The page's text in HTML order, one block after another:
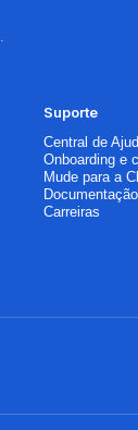
Suporte
Central de
Onboarding e
Mude para a
Carreiras